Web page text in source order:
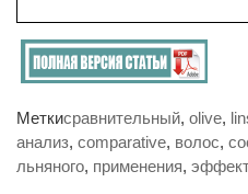
Меткисравнительный, olive,
анализ, comparative, волос,
льняного, применения,